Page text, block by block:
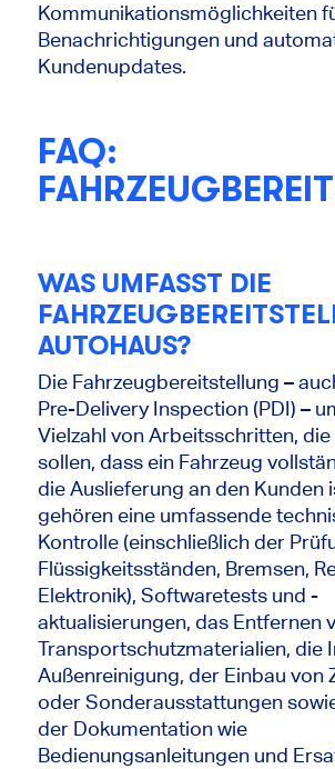
Kommunikationsmöglichkeiten
Benachrichtigungen und
Kundenupdates.
FAQ:
WAS UMFASST DIE
AUTOHAUS?
Die Fahrzeugbereitstellung –
Pre-Delivery Inspection (PDI) –
Vielzahl von Arbeitsschritten,
sollen, dass ein Fahrzeug
die Auslieferung an den Kunden
gehören eine umfassende
Kontrolle (einschließlich der
Flüssigkeitsständen, Bremsen,
Elektronik), Softwaretests und -
aktualisierungen, das Entfernen
Transportschutzmaterialien, die
Außenreinigung, der Einbau von
oder Sonderausstattungen
der Dokumentation wie
Bedienungsanleitungen und